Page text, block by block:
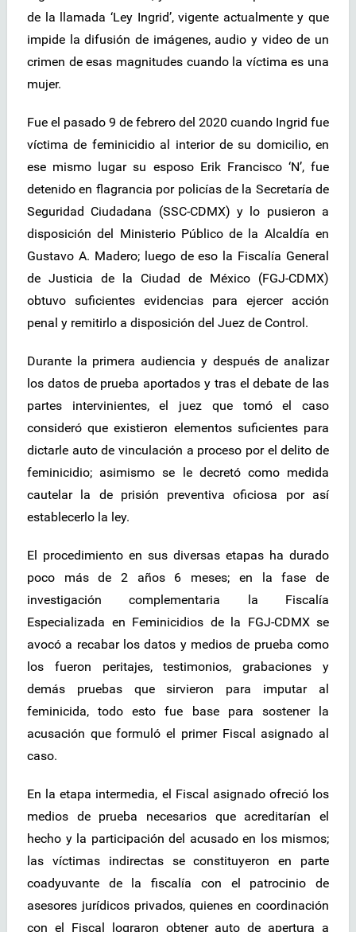
de la llamada ‘Ley Ingrid’, vigente actualmente y que
impide la difusión de imágenes, audio y video de un
crimen de esas magnitudes cuando la víctima es una
mujer.
Fue el pasado 9 de febrero del 2020 cuando Ingrid fue
víctima de feminicidio al interior de su domicilio, en
ese mismo lugar su esposo Erik Francisco ‘N’, fue
detenido en flagrancia por policías de la Secretaría de
Seguridad Ciudadana (SSC-CDMX) y lo pusieron a
disposición del Ministerio Público de la Alcaldía en
Gustavo A. Madero; luego de eso la Fiscalía General
de Justicia de la Ciudad de México (FGJ-CDMX)
obtuvo suficientes evidencias para ejercer acción
penal y remitirlo a disposición del Juez de Control.
Durante la primera audiencia y después de analizar
los datos de prueba aportados y tras el debate de las
partes intervinientes, el juez que tomó el caso
consideró que existieron elementos suficientes para
dictarle auto de vinculación a proceso por el delito de
feminicidio; asimismo se le decretó como medida
cautelar la de prisión preventiva oficiosa por así
establecerlo la ley.
El procedimiento en sus diversas etapas ha durado
poco más de 2 años 6 meses; en la fase de
investigación complementaria la Fiscalía
Especializada en Feminicidios de la FGJ-CDMX se
avocó a recabar los datos y medios de prueba como
los fueron peritajes, testimonios, grabaciones y
demás pruebas que sirvieron para imputar al
feminicida, todo esto fue base para sostener la
acusación que formuló el primer Fiscal asignado al
caso.
En la etapa intermedia, el Fiscal asignado ofreció los
medios de prueba necesarios que acreditarían el
hecho y la participación del acusado en los mismos;
las víctimas indirectas se constituyeron en parte
coadyuvante de la fiscalía con el patrocinio de
asesores jurídicos privados, quienes en coordinación
con el Fiscal lograron obtener auto de apertura a